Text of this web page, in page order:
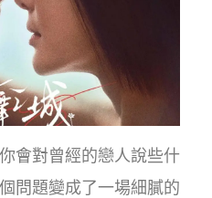
會對曾經的戀人說些什
問題變成了一場細膩的